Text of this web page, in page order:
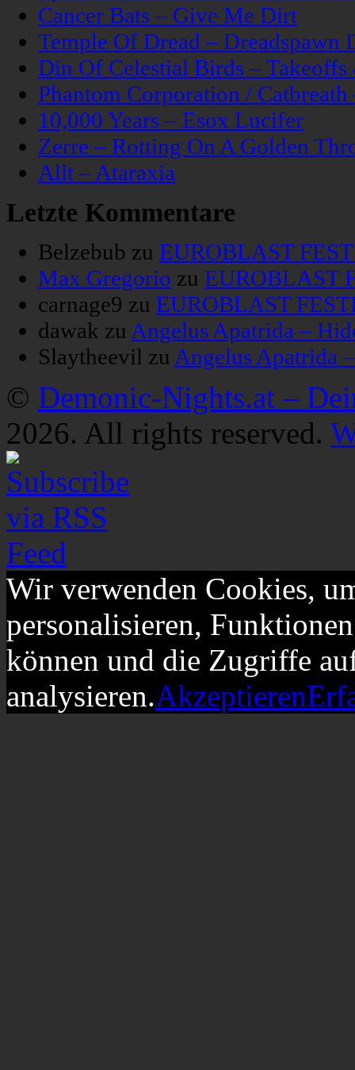
Cancer Bats – Give Me Dirt
Temple Of Dread – Dreadspawn
Din Of Celestial Birds –
Phantom Corporation /
10,000 Years – Esox Lucifer
Zerre – Rotting On A Golden
Allt – Ataraxia
Letzte Kommentare
Belzebub zu EUROBLAST
Max Gregorio zu EUROBLAST
carnage9 zu EUROBLAST
dawak zu Angelus Apatrida –
Slaytheevil zu Angelus Apatrida
© Demonic-Nights.at –
2026. All rights reserved.
Wir verwenden Cookies,
personalisieren,
können und die Zugriffe
analysieren.Akzeptieren